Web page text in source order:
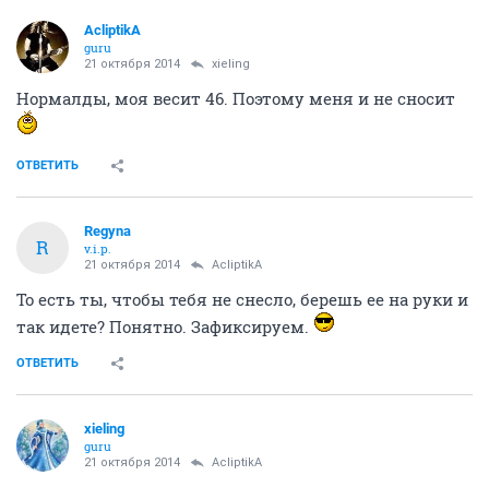
AcliptikA
guru
21 октября 2014 xieling
Нормалды, моя весит 46. Поэтому меня и не сносит
ОТВЕТИТЬ
R
Regуnа
v.i.p.
21 октября 2014 AcliptikA
То есть ты, чтобы тебя не снесло, берешь ее на руки и
так идете? Понятно. Зафиксируем.
ОТВЕТИТЬ
xieling
guru
21 октября 2014 AcliptikA